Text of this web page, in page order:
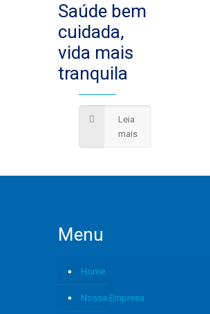
Saúde bem
cuidada,
vida mais
tranquila
Leia
mais
Menu
Home
Nossa Empresa